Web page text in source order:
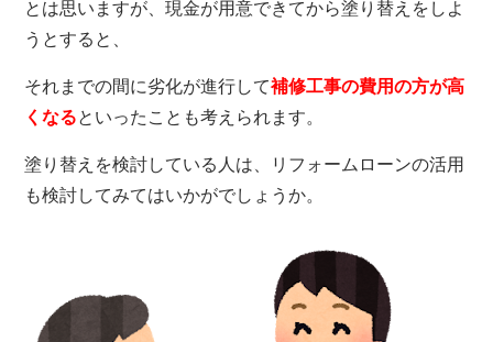
とは思いますが、現金が用意できてから塗り替えをしよ
うとすると、
それまでの間に劣化が進行して補修工事の費用の方が高
くなるといったことも考えられます。
塗り替えを検討している人は、リフォームローンの活用
も検討してみてはいかがでしょうか。